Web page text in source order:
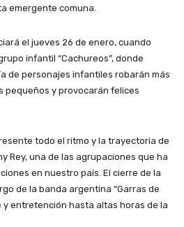
emergente comuna.
el jueves 26 de enero, cuando
infantil “Cachureos”, donde
de personajes infantiles robarán más
pequeños y provocarán felices
todo el ritmo y la trayectoria de
Rey, una de las agrupaciones que ha
en nuestro país. El cierre de la
de la banda argentina “Garras de
y entretención hasta altas horas de la